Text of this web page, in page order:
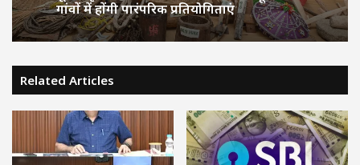
अपडेट, जानें कब होगी जारी?
हरेली में दिखेगा छत्तीसगढ़ी संस्कृति का रंग: किसान
पूजेंगे कृषि औजार, गोधन को खिलाएंगे गहूंता,
गांवों में होंगी पारंपरिक प्रतियोगिताएं
Related Articles